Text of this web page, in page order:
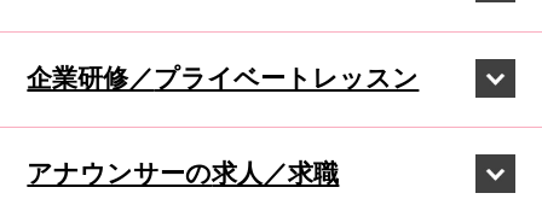
企業研修／プライベートレッスン
アナウンサーの求人／求職